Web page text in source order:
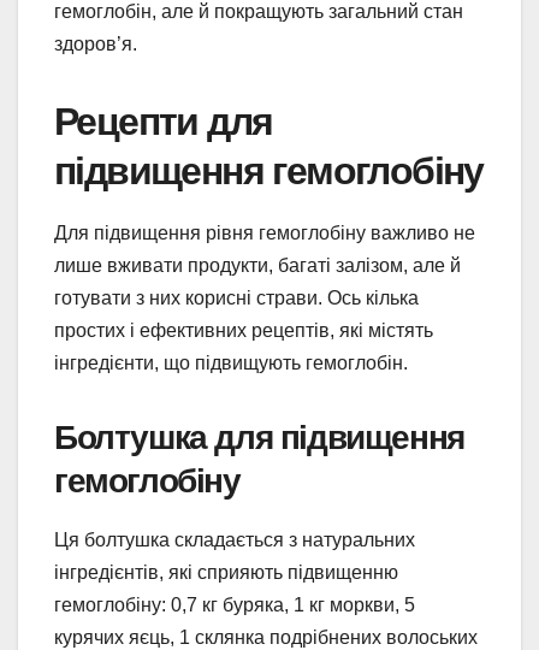
гемоглобін, але й покращують загальний стан
здоров’я.
Рецепти для
підвищення гемоглобіну
Для підвищення рівня гемоглобіну важливо не
лише вживати продукти, багаті залізом, але й
готувати з них корисні страви. Ось кілька
простих і ефективних рецептів, які містять
інгредієнти, що підвищують гемоглобін.
Болтушка для підвищення
гемоглобіну
Ця болтушка складається з натуральних
інгредієнтів, які сприяють підвищенню
гемоглобіну: 0,7 кг буряка, 1 кг моркви, 5
курячих яєць, 1 склянка подрібнених волоських